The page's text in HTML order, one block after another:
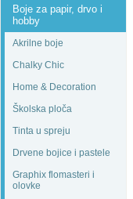
Boje za papir, drvo i
hobby
Akrilne boje
Chalky Chic
Home & Decoration
Školska ploča
Tinta u spreju
Drvene bojice i pastele
Graphix flomasteri i
olovke